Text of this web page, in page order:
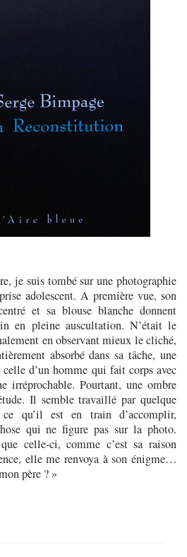
je suis tombé sur une photographie
adolescent. A première vue, son
et sa blouse blanche donnent
en pleine auscultation. N’était le
en observant mieux le cliché,
absorbé dans sa tâche, une
d’un homme qui fait corps avec
irréprochable. Pourtant, une ombre
Il semble travaillé par quelque
qu’il est en train d’accomplir,
qui ne figure pas sur la photo.
celle-ci, comme c’est sa raison
elle me renvoya à son énigme…
père ? »